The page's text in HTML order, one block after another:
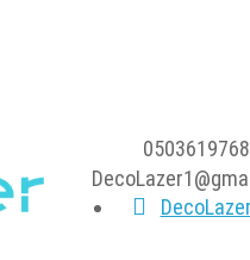
0503619768